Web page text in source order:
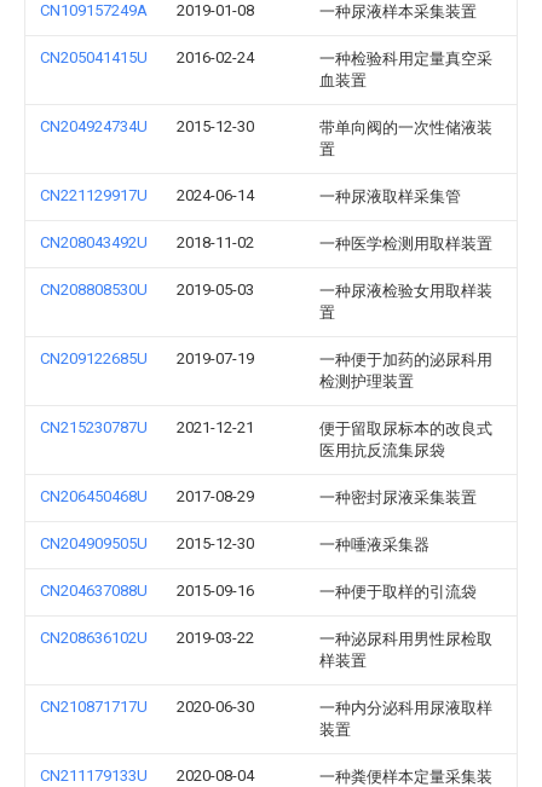
CN109157249A 2019-01-08 一种尿液样本采集装置
CN205041415U 2016-02-24
一种检验科用定量真空采
血装置
CN204924734U 2015-12-30
带单向阀的一次性储液装
置
CN221129917U 2024-06-14 一种尿液取样采集管
CN208043492U 2018-11-02 一种医学检测用取样装置
CN208808530U 2019-05-03
一种尿液检验女用取样装
置
CN209122685U 2019-07-19
一种便于加药的泌尿科用
检测护理装置
CN215230787U 2021-12-21
便于留取尿标本的改良式
医用抗反流集尿袋
CN206450468U 2017-08-29 一种密封尿液采集装置
CN204909505U 2015-12-30 一种唾液采集器
CN204637088U 2015-09-16 一种便于取样的引流袋
CN208636102U 2019-03-22
一种泌尿科用男性尿检取
样装置
CN210871717U 2020-06-30
一种内分泌科用尿液取样
装置
CN211179133U 2020-08-04
一种粪便样本定量采集装